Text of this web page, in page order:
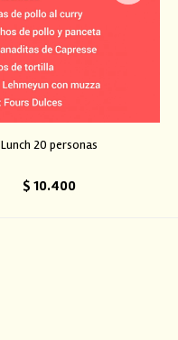
Lunch 20 personas
$ 10.400